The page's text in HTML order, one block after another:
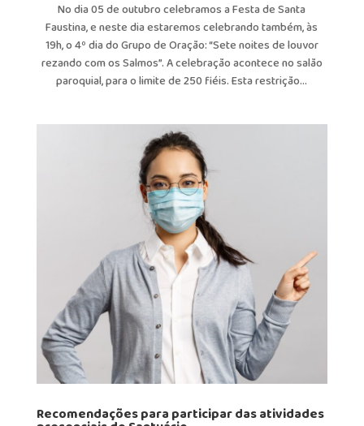
No dia 05 de outubro celebramos a Festa de Santa
Faustina, e neste dia estaremos celebrando também, às
19h, o 4º dia do Grupo de Oração: “Sete noites de louvor
rezando com os Salmos”. A celebração acontece no salão
paroquial, para o limite de 250 fiéis. Esta restrição...
Recomendações para participar das atividades